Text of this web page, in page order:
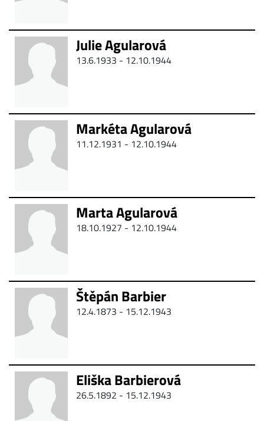
Julie Agularová
13.6.1933 - 12.10.1944
Markéta Agularová
11.12.1931 - 12.10.1944
Marta Agularová
18.10.1927 - 12.10.1944
Štěpán Barbier
12.4.1873 - 15.12.1943
Eliška Barbierová
26.5.1892 - 15.12.1943